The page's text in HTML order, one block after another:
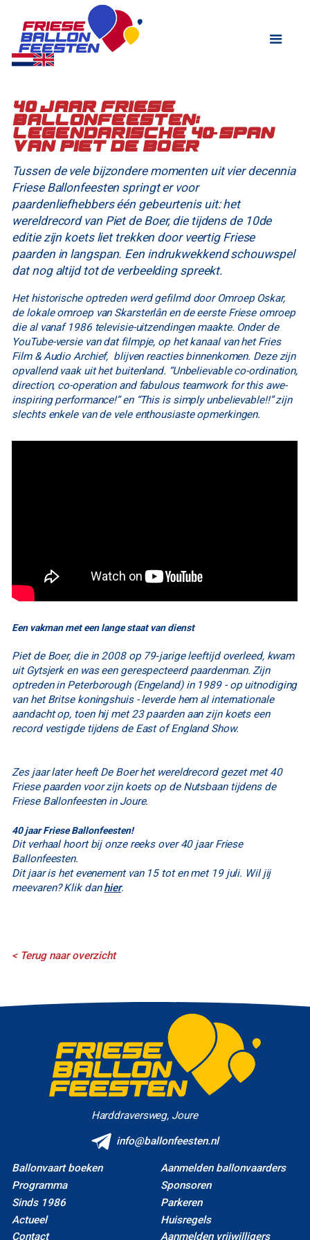
40 jaar Friese
Ballonfeesten:
legendarische 40‑span
van Piet de Boer
Tussen de vele bijzondere momenten uit vier decennia
Friese Ballonfeesten springt er voor
paardenliefhebbers één gebeurtenis uit: het
wereldrecord van Piet de Boer, die tijdens de 10de
editie zijn koets liet trekken door veertig Friese
paarden in langspan. Een indrukwekkend schouwspel
dat nog altijd tot de verbeelding spreekt.
Het historische optreden werd gefilmd door Omroep Oskar,
de lokale omroep van Skarsterlân en de eerste Friese omroep
die al vanaf 1986 televisie-uitzendingen maakte. Onder de
YouTube-versie van dat filmpje, op het kanaal van het Fries
Film & Audio Archief, blijven reacties binnenkomen. Deze zijn
opvallend vaak uit het buitenland. “Unbelievable co-ordination,
direction, co-operation and fabulous teamwork for this awe-
inspiring performance!” en “This is simply unbelievable!!” zijn
slechts enkele van de vele enthousiaste opmerkingen.
Een vakman met een lange staat van dienst
Piet de Boer, die in 2008 op 79‑jarige leeftijd overleed, kwam
uit Gytsjerk en was een gerespecteerd paardenman. Zijn
optreden in Peterborough (Engeland) in 1989 - op uitnodiging
van het Britse koningshuis - leverde hem al internationale
aandacht op, toen hij met 23 paarden aan zijn koets een
record vestigde tijdens de East of England Show.
Zes jaar later heeft De Boer het wereldrecord gezet met 40
Friese paarden voor zijn koets op de Nutsbaan tijdens de
Friese Ballonfeesten in Joure.
40 jaar Friese Ballonfeesten!
Dit verhaal hoort bij onze reeks over 40 jaar Friese
Ballonfeesten.
Dit jaar is het evenement van 15 tot en met 19 juli. Wil jij
meevaren? Klik danhier.
< Terug naar overzicht
Harddraversweg, Joure
info@ballonfeesten.nl
Ballonvaart boeken
Programma
Sinds 1986
Actueel
Contact
Aanmelden ballonvaarders
Sponsoren
Parkeren
Huisregels
Aanmelden vrijwilligers